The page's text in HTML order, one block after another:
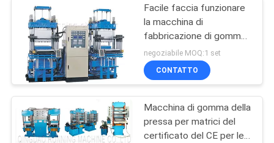
Hot rubber mangimi
estrusore
25
Facile faccia funzionare
la macchina di
fabbricazione di gomma,
stampa di gomma del
modanatura con il
sistema elettrico
negoziabile MOQ:1 set
CONTATTO
Macchina di gomma della
pressa per matrici del
certificato del CE per le